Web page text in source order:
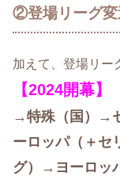
②登場リーグ変
加えて、登場リー
【2024開幕】
→特殊（国）→
ーロッパ（＋セ
グ）→ヨーロッ